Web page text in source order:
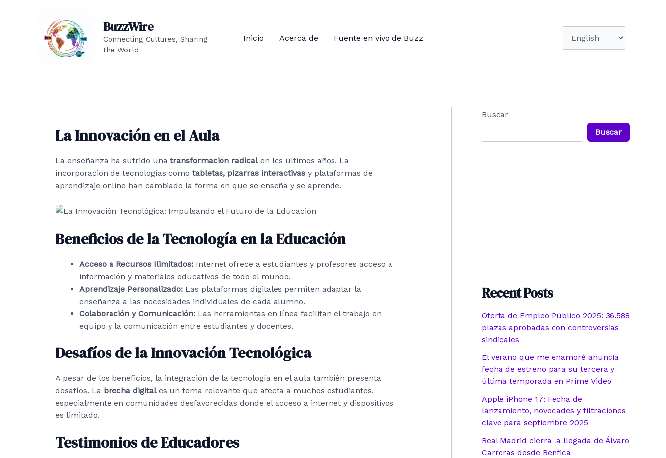
BuzzWire
Connecting Cultures, Sharing
the World
Inicio Acerca de Fuente en vivo de Buzz
La Innovación en el Aula
La enseñanza ha sufrido una transformación radicalen los últimos años. La
incorporación de tecnologías como tabletas, pizarras interactivas y plataformas de
aprendizaje online han cambiado la forma en que se enseña y se aprende.
Beneficios de la Tecnología en la Educación
Acceso a Recursos Ilimitados: Internet ofrece a estudiantes y profesores acceso a
información y materiales educativos de todo el mundo.
Aprendizaje Personalizado: Las plataformas digitales permiten adaptar la
enseñanza a las necesidades individuales de cada alumno.
Colaboración y Comunicación: Las herramientas en línea facilitan el trabajo en
equipo y la comunicación entre estudiantes y docentes.
Desafíos de la Innovación Tecnológica
A pesar de los beneficios, la integración de la tecnología en el aula también presenta
desafíos. La brecha digitales un tema relevante que afecta a muchos estudiantes,
especialmente en comunidades desfavorecidas donde el acceso a internet y dispositivos
es limitado.
Testimonios de Educadores
Buscar
Buscar
Recent Posts
Oferta de Empleo Público 2025: 36.588
plazas aprobadas con controversias
sindicales
El verano que me enamoré anuncia
fecha de estreno para su tercera y
última temporada en Prime Video
Apple iPhone 17: Fecha de
lanzamiento, novedades y filtraciones
clave para septiembre 2025
Real Madrid cierra la llegada de Álvaro
Carreras desde Benfica